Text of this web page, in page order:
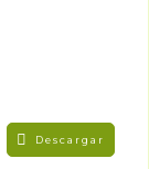
Descargar